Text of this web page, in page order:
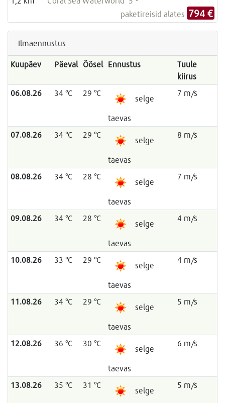
paketireisid alates 794 €
Ilmaennustus
Kuupäev Päeval Öösel Ennustus
Tuule
kiirus
06.08.26
34 °C 29 °C
selge
taevas
7 m/s
07.08.26 34 °C 29 °C
selge
taevas
8 m/s
08.08.26 34 °C 28 °C
selge
taevas
7 m/s
09.08.26 34 °C 28 °C
selge
taevas
4 m/s
10.08.26 33 °C 29 °C
selge
taevas
4 m/s
11.08.26 34 °C 29 °C
selge
taevas
5 m/s
12.08.26 36 °C 30 °C
selge
taevas
6 m/s
13.08.26 35 °C 31 °C
selge
5 m/s